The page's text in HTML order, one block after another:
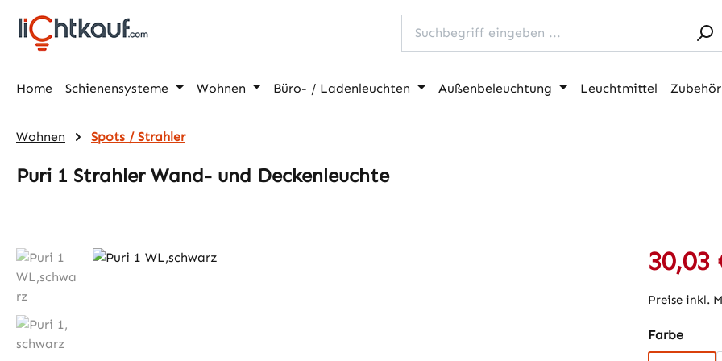
Hauptinhalt springen
Zur Suche springen
Zur Hauptnavigation springen
Home Schienensysteme Wohnen Büro- / Ladenleuchten Außenbeleuchtung Leuchtmittel Zubehör
Wohnen Spots / Strahler
Puri 1 Strahler Wand- und Deckenleuchte
Bildergalerie überspringen 30,03
Preise inkl.
Farbe